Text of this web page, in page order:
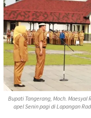
Bupati Tangerang, Moch.
apel Senin pagi di Lapangan